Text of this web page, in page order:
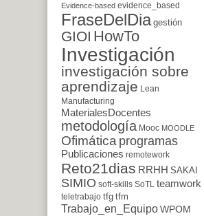
Evidence-based evidence_based
FraseDelDia gestión
GIOI HowTo
Investigación
investigación sobre
aprendizaje Lean
Manufacturing
MaterialesDocentes
metodología Mooc MOODLE
Ofimáticaprogramas
Publicaciones remotework
Reto21dias RRHH SAKAI
SIMIO soft-skills SoTL teamwork
teletrabajo tfg tfm
Trabajo_en_EquipoWPOM